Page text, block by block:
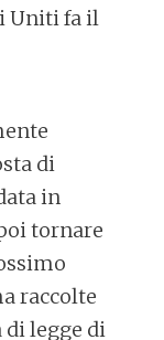
Uniti fa il
di
in
tornare
raccolte
dilegge di